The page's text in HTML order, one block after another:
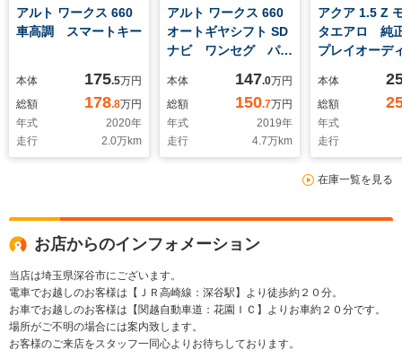
アルト ワークス 660
車高調 スマートキー
本体 175.5万円
総額
178.8万円
年式
2020年
走行
2.0万km
アルト ワークス 660
オートギヤシフト SD
ナビ ワンセグ パド
本体 147.0万円
総額
150.7万円
年式
2019年
走行
4.7万km
アクア 1.5 Z
タエアロ 純
プレイオー
ETC 全方位
本体
総額
年式
走行
在庫一覧を見る
お店からのインフォメーション
当店は埼玉県深谷市にございます。
電車でお越しのお客様は【ＪＲ高崎線：深谷駅】より徒歩約２０分。
お車でお越しのお客様は【関越自動車道：花園ＩＣ】よりお車約２０分です。
場所がご不明の場合には案内致します。
お客様のご来店をスタッフ一同心よりお待ちしております。